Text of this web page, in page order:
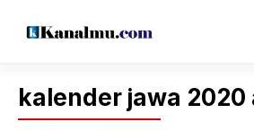
kalender jawa 2020